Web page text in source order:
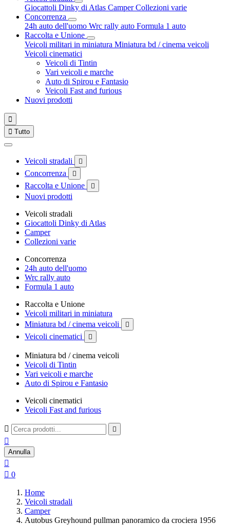
Giocattoli Dinky di Atlas CamperCollezioni varie
Concorrenza
24h auto dell'uomo Wrc rally auto Formula 1 auto
Raccolta e Unione
Veicoli militari in miniatura Miniatura bd / cinema veicoli
Veicoli cinematici
Veicoli di Tintin
Vari veicoli e marche
Auto di Spirou e Fantasio
Veicoli Fast and furious
Nuovi prodotti

 Tutto
Veicoli stradali 
Concorrenza 
Raccolta e Unione 
Nuovi prodotti
Veicoli stradali
Giocattoli Dinky di Atlas
Camper
Collezioni varie
Concorrenza
24h auto dell'uomo
Wrc rally auto
Formula 1 auto
Raccolta e Unione
Veicoli militari in miniatura
Miniatura bd / cinema veicoli

Veicoli cinematici 
Miniatura bd / cinema veicoli
Veicoli di Tintin
Vari veicoli e marche
Auto di Spirou e Fantasio
Veicoli cinematici
Veicoli Fast and furious
 

Annulla

 0
Home
Veicoli stradali
Camper
Autobus Greyhound pullman panoramico da crociera 1956